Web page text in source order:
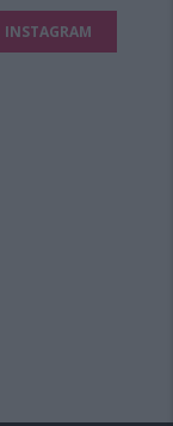
INSTAGRAM